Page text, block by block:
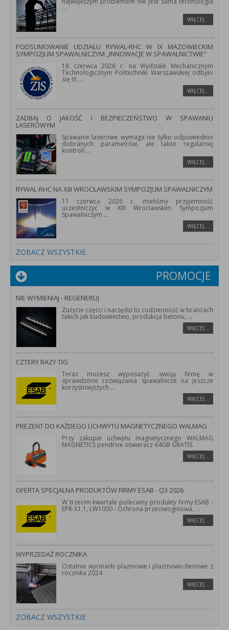
...
WIĘCEJ…
PODSUMOWANIE UDZIAŁU RYWAL-RHC W IX MAZOWIECKIM
SYMPOZJUM SPAWALNICZYM „INNOWACJE W SPAWALNICTWIE”
18 czerwca 2026 r. na Wydziale Mechanicznym
Technologicznym Politechniki Warszawskiej odbyło
się IX ...
WIĘCEJ…
ZADBAJ O JAKOŚĆ I BEZPIECZEŃSTWO W SPAWANIU
LASEROWYM
Spawanie laserowe wymaga nie tylko odpowiednio
dobranych parametrów, ale także regularnej
kontroli...
WIĘCEJ…
RYWAL-RHC NA XIII WROCŁAWSKIM SYMPOZJUM SPAWALNICZYM
11 czerwca 2026 r. mieliśmy przyjemność
uczestniczyć w XIII Wrocławskim Sympozjum
Spawalniczym ...
WIĘCEJ…
ZOBACZ WSZYSTKIE
PROMOCJE
NIE WYMIENIAJ - REGENERUJ
Zużycie części i narzędzi to codzienność w branżach
takich jak budownictwo, produkcja betonu, ...
WIĘCEJ…
CZTERY RAZY TIG
Teraz możesz wyposażyć swoją firmę w
sprawdzone rozwiązania spawalnicze na jeszcze
korzystniejszych ...
WIĘCEJ…
PREZENT DO KAŻDEGO UCHWYTU MAGNETYCZNEGO WALMAG
Przy zakupie uchwytu magnetycznego WALMAG
MAGNETICS pendrive otwieracz 64GB GRATIS.
WIĘCEJ…
OFERTA SPECJALNA PRODUKTÓW FIRMY ESAB - Q3 2026
W trzecim kwartale polecamy produkty firmy ESAB -
EPR-X1.1, LW1000 - Ochrona przeciwogniowa, ...
WIĘCEJ…
WYPRZEDAŻ ROCZNIKA
Ostatnie wycinarki plazmowe i plazmowo-tlenowe z
rocznika 2024
WIĘCEJ…
ZOBACZ WSZYSTKIE